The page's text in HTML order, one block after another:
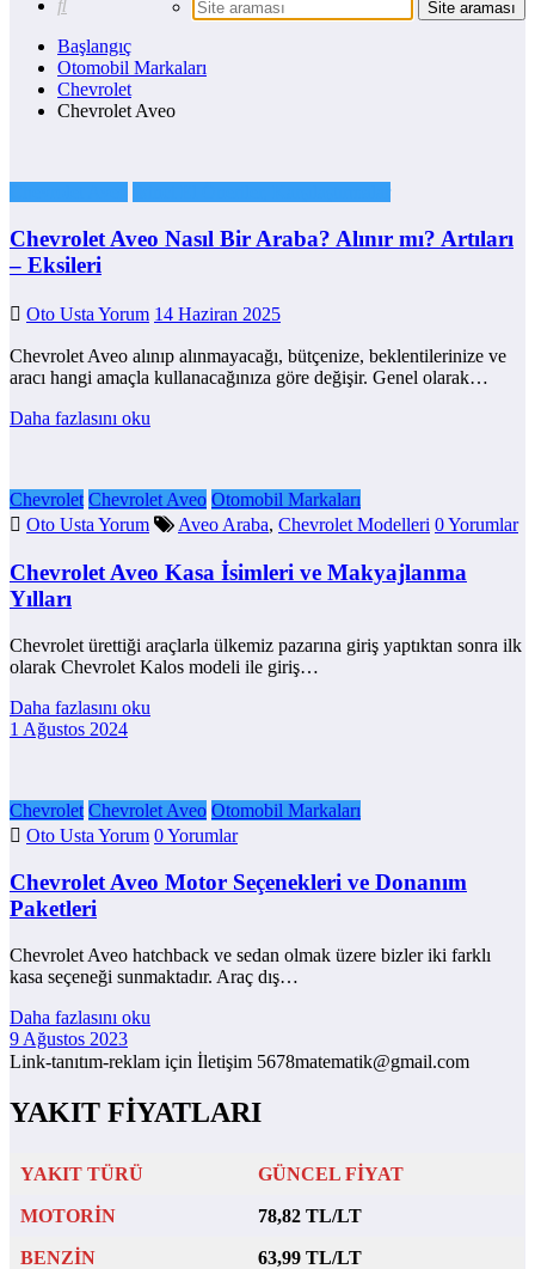
Başlangıç
Otomobil Markaları
Chevrolet
Chevrolet Aveo
Chevrolet Aveo Nasıl Bir Araba? Alınır mı? Artıları
– Eksileri
Oto Usta Yorum 14 Haziran 2025
Chevrolet Aveo alınıp alınmayacağı, bütçenize, beklentilerinize ve
aracı hangi amaçla kullanacağınıza göre değişir. Genel olarak…
Daha fazlasını oku
Chevrolet Chevrolet Aveo Otomobil Markaları
Oto Usta Yorum
Aveo Araba, Chevrolet Modelleri 0 Yorumlar
Chevrolet Aveo Kasa İsimleri ve Makyajlanma
Yılları
Chevrolet ürettiği araçlarla ülkemiz pazarına giriş yaptıktan sonra ilk
olarak Chevrolet Kalos modeli ile giriş…
Daha fazlasını oku
1 Ağustos 2024
Chevrolet Chevrolet Aveo Otomobil Markaları
Oto Usta Yorum 0 Yorumlar
Chevrolet Aveo Motor Seçenekleri ve Donanım
Paketleri
Chevrolet Aveo hatchback ve sedan olmak üzere bizler iki farklı
kasa seçeneği sunmaktadır. Araç dış…
Daha fazlasını oku
9 Ağustos 2023
Link-tanıtım-reklam için İletişim 5678matematik@gmail.com
YAKIT FİYATLARI
YAKIT TÜRÜ GÜNCEL FİYAT
MOTORİN 78,82 TL/LT
BENZİN 63,99 TL/LT